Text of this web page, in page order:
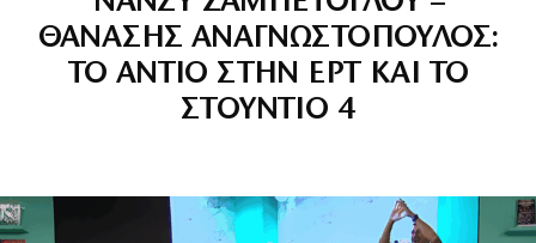
ΘΑΝΑΣΗΣ ΑΝΑΓΝΩΣΤΟΠΟΥΛΟΣ:
ΤΟ ΑΝΤΙΟ ΣΤΗΝ ΕΡΤ ΚΑΙ ΤΟ
ΣΤΟΥΝΤΙΟ 4